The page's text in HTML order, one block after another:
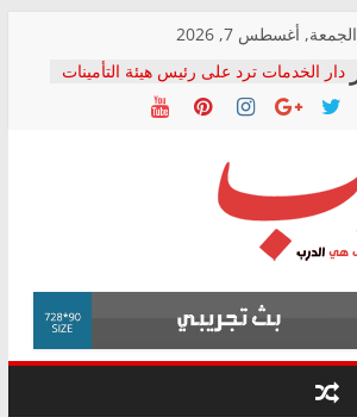
الجمعة, أغسطس 7, 2026
دار الخدمات ترد على رئيس هيئة التأمينات
بعد مؤتمره الصحفي: إنكار الأزمة لا ينهي
معاناة أصحاب المعاشات.. ونطالب بكشف
فرحات سليمان يكتب: القطاع الصحي إلى
أين؟
حزب التحالف الشعبي يطلق لجنة “الحق
في الصحة” بالإسكندرية لرصد الانتهاكات
ودعم المرضى
الوزاري لمدينة الصحفيين.. وانتهاء أعمال
إنشاء المبنى الإداري
المجلس القومي لحقوق الإنسان يعلن
متابعة قضية الدكتور محمد زهران.. ويؤكد:
قرينة البراءة وضمانات المحاكمة العادلة